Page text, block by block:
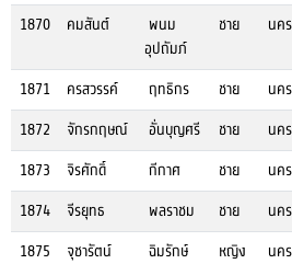
1870
คมสันต์
พนม
อุปถัมภ์
ชาย นค
1871 ครสวรรค์ ฤทธิกร ชาย นค
1872
จักรกฤษณ์ อั่นบุญศรี ชาย นค
1873
จิรศักดิ์ กีกาศ ชาย นค
1874
จีรยุทธ พลราชม ชาย นค
1875
จุชารัตน์ ฉิมรักษ์ หญิง นค